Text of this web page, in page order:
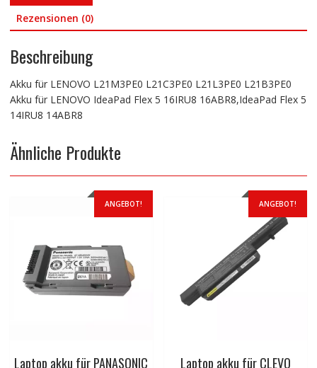
Rezensionen (0)
Beschreibung
Akku für LENOVO L21M3PE0 L21C3PE0 L21L3PE0 L21B3PE0
Akku für LENOVO IdeaPad Flex 5 16IRU8 16ABR8,IdeaPad Flex 5
14IRU8 14ABR8
Ähnliche Produkte
ANGEBOT!
Laptop akku für PANASONIC
ANGEBOT!
Laptop akku für CLEVO